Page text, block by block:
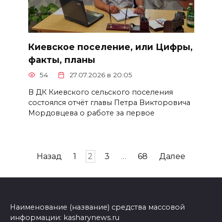
Киевское поселение, или Цифры,
факты, планы
54 27.07.2026 в 20:05
В ДК Киевского сельского поселения
состоялся отчёт главы Петра Викторовича
Мордовцева о работе за первое
Пагинация
Назад 1 2 3 … 68 Далее
Наименование (название) средства массовой
информации: kasharynews.ru